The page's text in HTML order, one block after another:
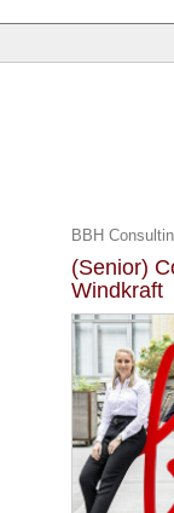
BBH
(Senior)
Windkraft